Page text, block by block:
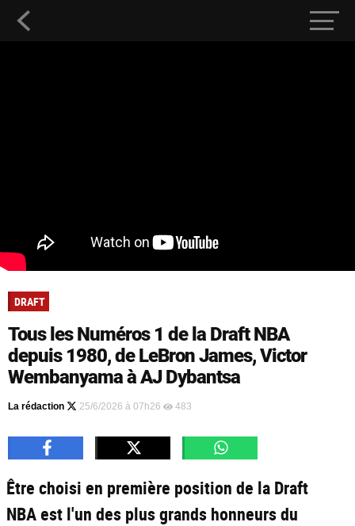
DRAFT
Tous les Numéros 1 de la Draft NBA
depuis 1980, de LeBron James, Victor
Wembanyama à AJ Dybantsa
La rédaction 25/6/2026 à 07h26 483
Être choisi en première position de la Draft
NBA est l'un des plus grands honneurs du